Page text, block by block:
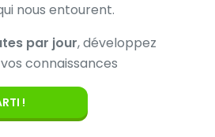
nous entourent.
par jour, développez
connaissances
!